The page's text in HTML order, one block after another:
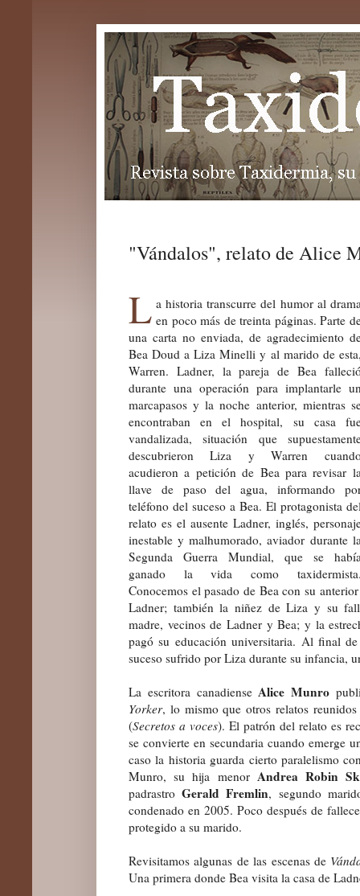
"Vándalos", relato de Alice
L a historia transcurre del humor al
en poco más de treinta páginas. Parte
una carta no enviada, de agradecimiento
Bea Doud a Liza Minelli y al marido de
Warren. Ladner, la pareja de Bea
durante una operación para implantarle
marcapasos y la noche anterior, mientras
encontraban en el hospital, su casa
vandalizada, situación que
descubrieron Liza y Warren
acudieron a petición de Bea para revisar
llave de paso del agua, informando
teléfono del suceso a Bea. El protagonista
relato es el ausente Ladner, inglés,
inestable y malhumorado, aviador durante
Segunda Guerra Mundial, que se
ganado la vida como
Conocemos el pasado de Bea con su
Ladner; también la niñez de Liza y su
madre, vecinos de Ladner y Bea; y la
pagó su educación universitaria. Al final
suceso sufrido por Liza durante su infancia,
La escritora canadienseAlice Munro
Yorker, lo mismo que otros relatos
(Secretos a voces). El patrón del relato es
se convierte en secundaria cuando emerge
caso la historia guarda cierto paralelismo
Munro, su hija menor Andrea Robin
padrastroGerald Fremlin, segundo
condenado en 2005. Poco después de
protegido a su marido.
Revisitamos algunas de las escenas de
Una primera donde Bea visita la casa de